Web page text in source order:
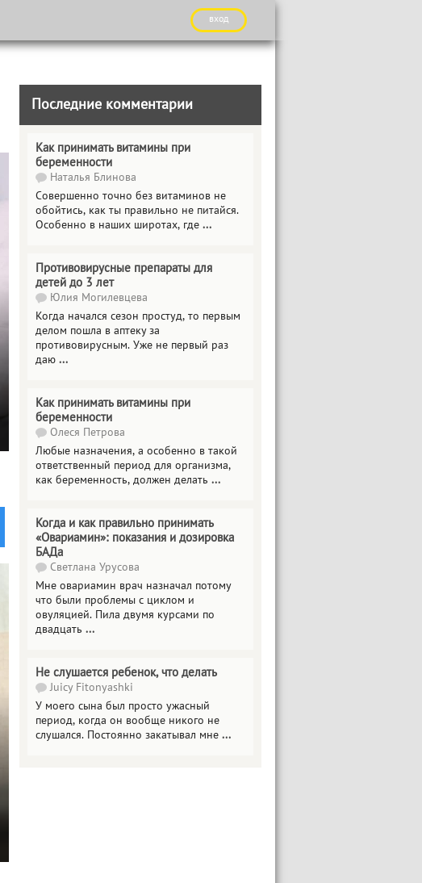
вход
Последние комментарии
Как принимать витамины при
беременности
Наталья Блинова
Совершенно точно без витаминов не
обойтись, как ты правильно не питайся.
Особенно в наших широтах, где ...
Противовирусные препараты для
детей до 3 лет
Юлия Могилевцева
Когда начался сезон простуд, то первым
делом пошла в аптеку за
противовирусным. Уже не первый раз
даю ...
Как принимать витамины при
беременности
Олеся Петрова
Любые назначения, а особенно в такой
ответственный период для организма,
как беременность, должен делать ...
Когда и как правильно принимать
«Овариамин»: показания и дозировка
БАДа
Светлана Урусова
Мне овариамин врач назначал потому
что были проблемы с циклом и
овуляцией. Пила двумя курсами по
двадцать ...
Не слушается ребенок, что делать
Juicy Fitonyashki
У моего сына был просто ужасный
период, когда он вообще никого не
слушался. Постоянно закатывал мне ...